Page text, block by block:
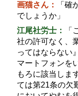
画猫さん：
「確
でしょうか」
江尾社労士：
「
社の許可なく、
ってはならない
マートフォンを
もろに該当しま
ては第21条の欠